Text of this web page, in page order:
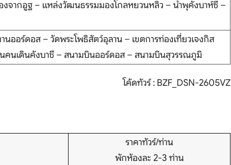
งจากอูฐ – แหล่งวัฒนธรรมมองโกลหยวนหลิว – น้ำพุคังบาห์ซี –
ออร์ดอส – วัดพระโพธิสัตว์อุลาน – เขตการท่องเที่ยวเจงกิส
คนเดินคังบาชี – สนามบินออร์ดอส – สนามบินสุวรรณภูมิ
โค้ดทัวร์ : BZF_DSN-2605VZ
ราคาทัวร์/ท่าน
พักห้องละ 2-3 ท่าน